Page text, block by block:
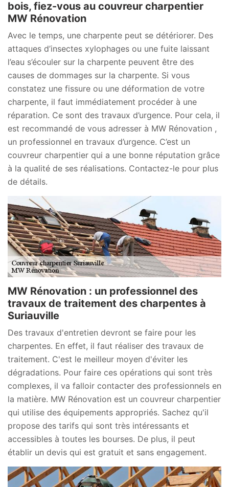
bois, fiez-vous au couvreur charpentier
MW Rénovation
Avec le temps, une charpente peut se détériorer. Des
attaques d’insectes xylophages ou une fuite laissant
l’eau s’écouler sur la charpente peuvent être des
causes de dommages sur la charpente. Si vous
constatez une fissure ou une déformation de votre
charpente, il faut immédiatement procéder à une
réparation. Ce sont des travaux d’urgence. Pour cela, il
est recommandé de vous adresser à MW Rénovation ,
un professionnel en travaux d’urgence. C’est un
couvreur charpentier qui a une bonne réputation grâce
à la qualité de ses réalisations. Contactez-le pour plus
de détails.
MW Rénovation : un professionnel des
travaux de traitement des charpentes à
Suriauville
Des travaux d'entretien devront se faire pour les
charpentes. En effet, il faut réaliser des travaux de
traitement. C'est le meilleur moyen d'éviter les
dégradations. Pour faire ces opérations qui sont très
complexes, il va falloir contacter des professionnels en
la matière. MW Rénovation est un couvreur charpentier
qui utilise des équipements appropriés. Sachez qu'il
propose des tarifs qui sont très intéressants et
accessibles à toutes les bourses. De plus, il peut
établir un devis qui est gratuit et sans engagement.